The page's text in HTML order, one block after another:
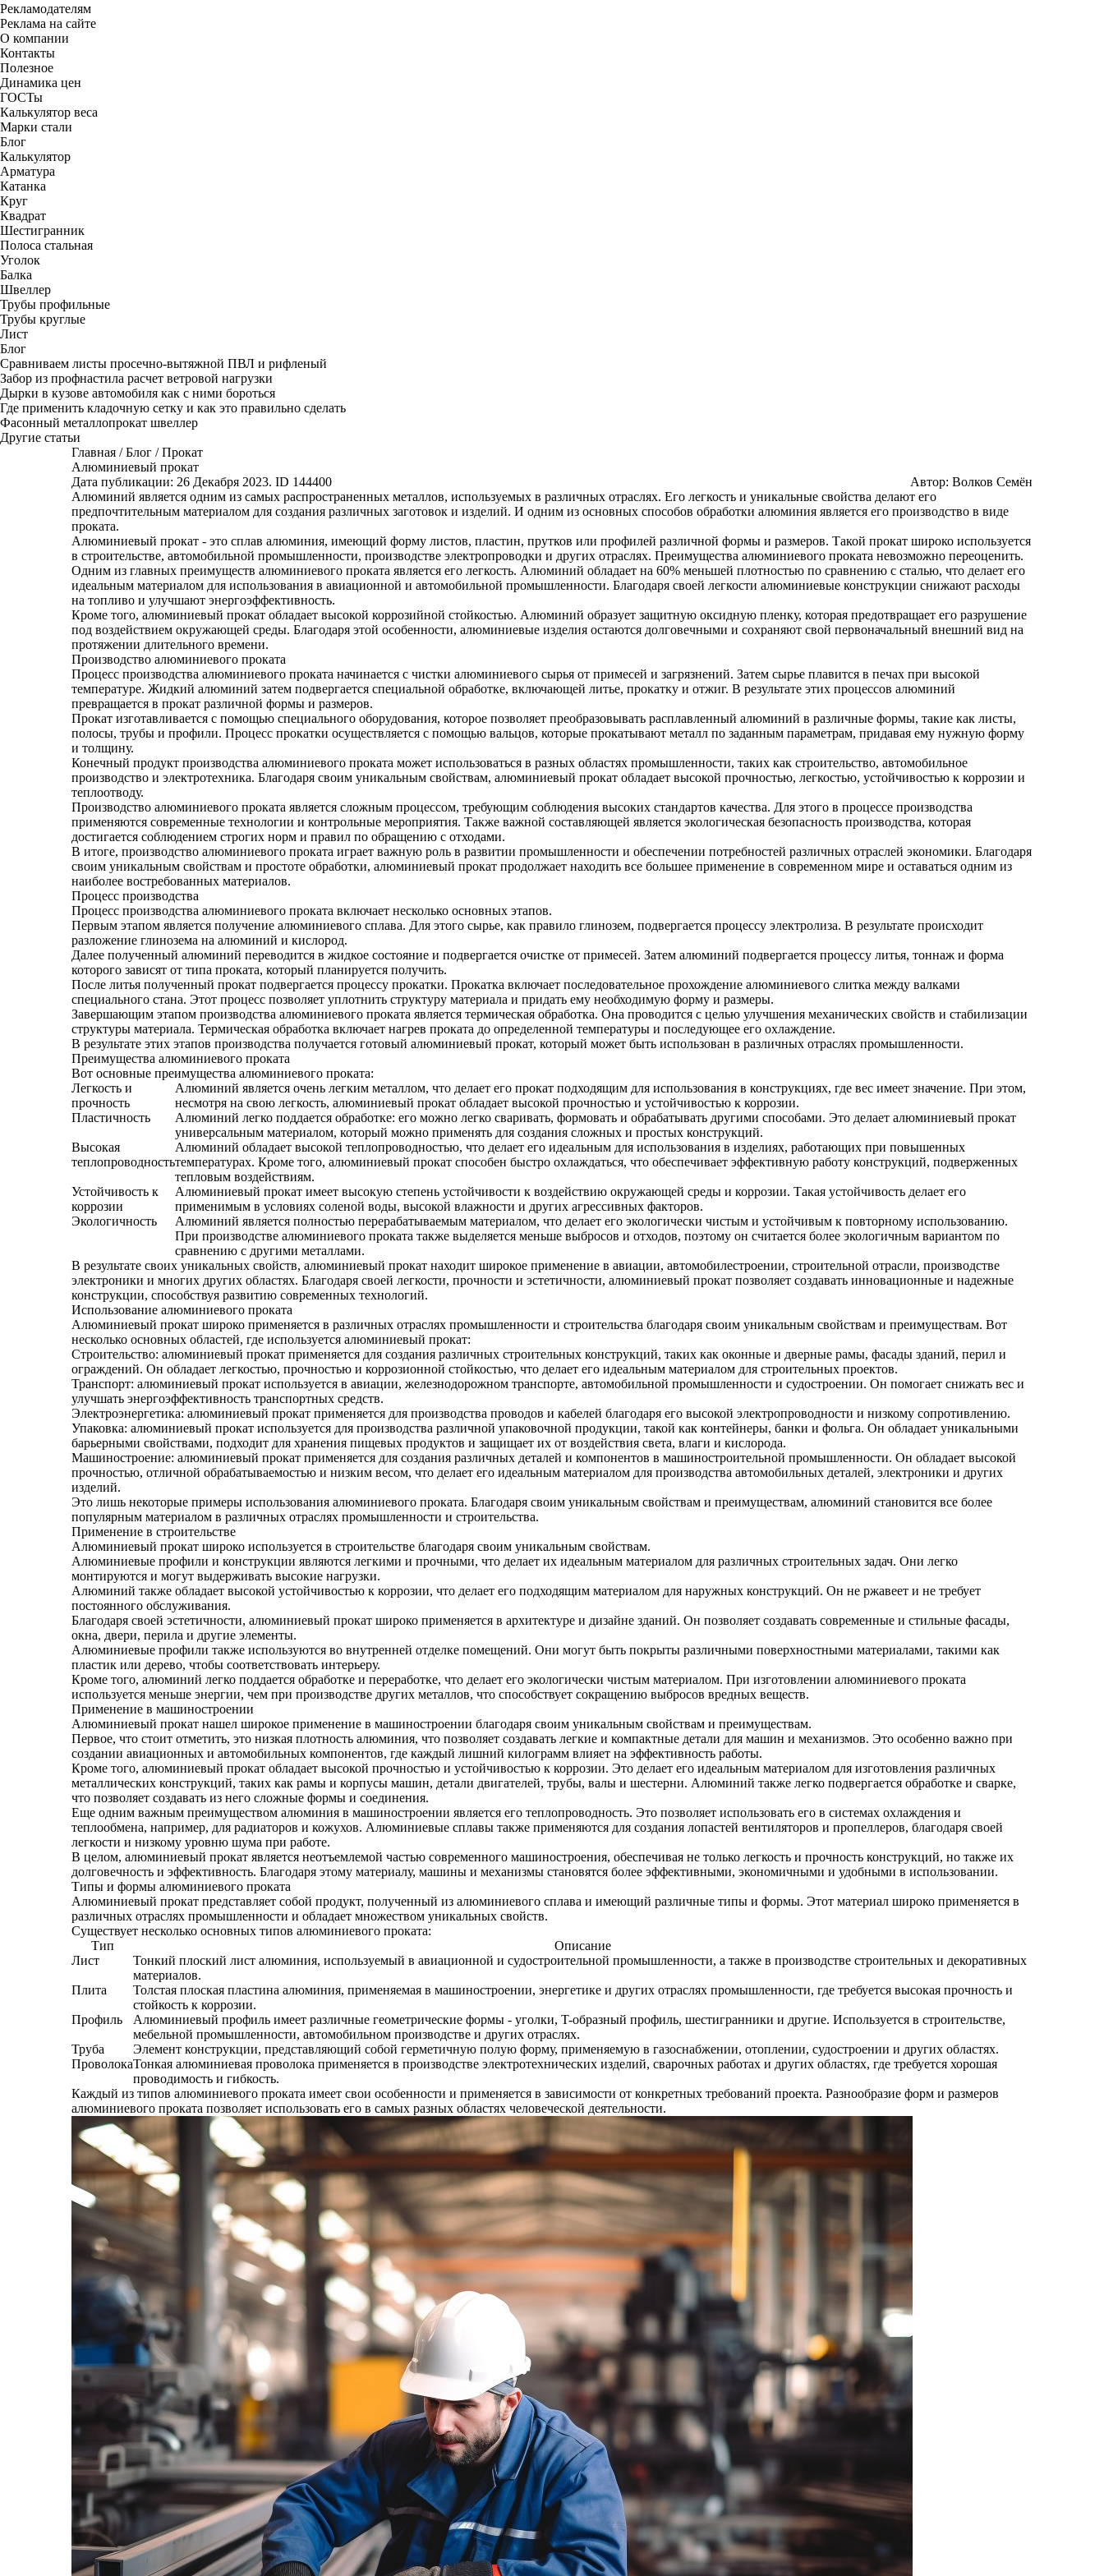
Рекламодателям
Реклама на сайте
О компании
Контакты
Полезное
Динамика цен
ГОСТы
Калькулятор веса
Марки стали
Блог
Калькулятор
Арматура
Катанка
Круг
Квадрат
Шестигранник
Полоса стальная
Уголок
Балка
Швеллер
Трубы профильные
Трубы круглые
Лист
Блог
Сравниваем листы просечно-вытяжной ПВЛ и рифленый
Забор из профнастила расчет ветровой нагрузки
Дырки в кузове автомобиля как с ними бороться
Где применить кладочную сетку и как это правильно сделать
Фасонный металлопрокат швеллер
Другие статьи
Главная /Блог /Прокат
Алюминиевый прокат
Автор: Волков Семён
Дата публикации: 26 Декабря 2023. ID 144400
Алюминий является одним из самых распространенных металлов, используемых в различных отраслях. Его легкость и уникальные свойства делают его
предпочтительным материалом для создания различных заготовок и изделий. И одним из основных способов обработки алюминия является его производство в виде
проката.
Алюминиевый прокат - это сплав алюминия, имеющий форму листов, пластин, прутков или профилей различной формы и размеров. Такой прокат широко используется
в строительстве, автомобильной промышленности, производстве электропроводки и других отраслях. Преимущества алюминиевого проката невозможно переоценить.
Одним из главных преимуществ алюминиевого проката является его легкость. Алюминий обладает на 60% меньшей плотностью по сравнению с сталью, что делает его
идеальным материалом для использования в авиационной и автомобильной промышленности. Благодаря своей легкости алюминиевые конструкции снижают расходы
на топливо и улучшают энергоэффективность.
Кроме того, алюминиевый прокат обладает высокой коррозийной стойкостью. Алюминий образует защитную оксидную пленку, которая предотвращает его разрушение
под воздействием окружающей среды. Благодаря этой особенности, алюминиевые изделия остаются долговечными и сохраняют свой первоначальный внешний вид на
протяжении длительного времени.
Производство алюминиевого проката
Процесс производства алюминиевого проката начинается с чистки алюминиевого сырья от примесей и загрязнений. Затем сырье плавится в печах при высокой
температуре. Жидкий алюминий затем подвергается специальной обработке, включающей литье, прокатку и отжиг. В результате этих процессов алюминий
превращается в прокат различной формы и размеров.
Прокат изготавливается с помощью специального оборудования, которое позволяет преобразовывать расплавленный алюминий в различные формы, такие как листы,
полосы, трубы и профили. Процесс прокатки осуществляется с помощью вальцов, которые прокатывают металл по заданным параметрам, придавая ему нужную форму
и толщину.
Конечный продукт производства алюминиевого проката может использоваться в разных областях промышленности, таких как строительство, автомобильное
производство и электротехника. Благодаря своим уникальным свойствам, алюминиевый прокат обладает высокой прочностью, легкостью, устойчивостью к коррозии и
теплоотводу.
Производство алюминиевого проката является сложным процессом, требующим соблюдения высоких стандартов качества. Для этого в процессе производства
применяются современные технологии и контрольные мероприятия. Также важной составляющей является экологическая безопасность производства, которая
достигается соблюдением строгих норм и правил по обращению с отходами.
В итоге, производство алюминиевого проката играет важную роль в развитии промышленности и обеспечении потребностей различных отраслей экономики. Благодаря
своим уникальным свойствам и простоте обработки, алюминиевый прокат продолжает находить все большее применение в современном мире и оставаться одним из
наиболее востребованных материалов.
Процесс производства
Процесс производства алюминиевого проката включает несколько основных этапов.
Первым этапом является получение алюминиевого сплава. Для этого сырье, как правило глинозем, подвергается процессу электролиза. В результате происходит
разложение глинозема на алюминий и кислород.
Далее полученный алюминий переводится в жидкое состояние и подвергается очистке от примесей. Затем алюминий подвергается процессу литья, тоннаж и форма
которого зависят от типа проката, который планируется получить.
После литья полученный прокат подвергается процессу прокатки. Прокатка включает последовательное прохождение алюминиевого слитка между валками
специального стана. Этот процесс позволяет уплотнить структуру материала и придать ему необходимую форму и размеры.
Завершающим этапом производства алюминиевого проката является термическая обработка. Она проводится с целью улучшения механических свойств и стабилизации
структуры материала. Термическая обработка включает нагрев проката до определенной температуры и последующее его охлаждение.
В результате этих этапов производства получается готовый алюминиевый прокат, который может быть использован в различных отраслях промышленности.
Преимущества алюминиевого проката
Вот основные преимущества алюминиевого проката:
Легкость и
прочность
Алюминий является очень легким металлом, что делает его прокат подходящим для использования в конструкциях, где вес имеет значение. При этом,
несмотря на свою легкость, алюминиевый прокат обладает высокой прочностью и устойчивостью к коррозии.
Пластичность
Алюминий легко поддается обработке: его можно легко сваривать, формовать и обрабатывать другими способами. Это делает алюминиевый прокат
универсальным материалом, который можно применять для создания сложных и простых конструкций.
Высокая
теплопроводность
Алюминий обладает высокой теплопроводностью, что делает его идеальным для использования в изделиях, работающих при повышенных
температурах. Кроме того, алюминиевый прокат способен быстро охлаждаться, что обеспечивает эффективную работу конструкций, подверженных
тепловым воздействиям.
Устойчивость к
коррозии
Алюминиевый прокат имеет высокую степень устойчивости к воздействию окружающей среды и коррозии. Такая устойчивость делает его
применимым в условиях соленой воды, высокой влажности и других агрессивных факторов.
Экологичность
Алюминий является полностью перерабатываемым материалом, что делает его экологически чистым и устойчивым к повторному использованию.
При производстве алюминиевого проката также выделяется меньше выбросов и отходов, поэтому он считается более экологичным вариантом по
сравнению с другими металлами.
В результате своих уникальных свойств, алюминиевый прокат находит широкое применение в авиации, автомобилестроении, строительной отрасли, производстве
электроники и многих других областях. Благодаря своей легкости, прочности и эстетичности, алюминиевый прокат позволяет создавать инновационные и надежные
конструкции, способствуя развитию современных технологий.
Использование алюминиевого проката
Алюминиевый прокат широко применяется в различных отраслях промышленности и строительства благодаря своим уникальным свойствам и преимуществам. Вот
несколько основных областей, где используется алюминиевый прокат:
Строительство: алюминиевый прокат применяется для создания различных строительных конструкций, таких как оконные и дверные рамы, фасады зданий, перил и
ограждений. Он обладает легкостью, прочностью и коррозионной стойкостью, что делает его идеальным материалом для строительных проектов.
Транспорт: алюминиевый прокат используется в авиации, железнодорожном транспорте, автомобильной промышленности и судостроении. Он помогает снижать вес и
улучшать энергоэффективность транспортных средств.
Электроэнергетика: алюминиевый прокат применяется для производства проводов и кабелей благодаря его высокой электропроводности и низкому сопротивлению.
Упаковка: алюминиевый прокат используется для производства различной упаковочной продукции, такой как контейнеры, банки и фольга. Он обладает уникальными
барьерными свойствами, подходит для хранения пищевых продуктов и защищает их от воздействия света, влаги и кислорода.
Машиностроение: алюминиевый прокат применяется для создания различных деталей и компонентов в машиностроительной промышленности. Он обладает высокой
прочностью, отличной обрабатываемостью и низким весом, что делает его идеальным материалом для производства автомобильных деталей, электроники и других
изделий.
Это лишь некоторые примеры использования алюминиевого проката. Благодаря своим уникальным свойствам и преимуществам, алюминий становится все более
популярным материалом в различных отраслях промышленности и строительства.
Применение в строительстве
Алюминиевый прокат широко используется в строительстве благодаря своим уникальным свойствам.
Алюминиевые профили и конструкции являются легкими и прочными, что делает их идеальным материалом для различных строительных задач. Они легко
монтируются и могут выдерживать высокие нагрузки.
Алюминий также обладает высокой устойчивостью к коррозии, что делает его подходящим материалом для наружных конструкций. Он не ржавеет и не требует
постоянного обслуживания.
Благодаря своей эстетичности, алюминиевый прокат широко применяется в архитектуре и дизайне зданий. Он позволяет создавать современные и стильные фасады,
окна, двери, перила и другие элементы.
Алюминиевые профили также используются во внутренней отделке помещений. Они могут быть покрыты различными поверхностными материалами, такими как
пластик или дерево, чтобы соответствовать интерьеру.
Кроме того, алюминий легко поддается обработке и переработке, что делает его экологически чистым материалом. При изготовлении алюминиевого проката
используется меньше энергии, чем при производстве других металлов, что способствует сокращению выбросов вредных веществ.
Применение в машиностроении
Алюминиевый прокат нашел широкое применение в машиностроении благодаря своим уникальным свойствам и преимуществам.
Первое, что стоит отметить, это низкая плотность алюминия, что позволяет создавать легкие и компактные детали для машин и механизмов. Это особенно важно при
создании авиационных и автомобильных компонентов, где каждый лишний килограмм влияет на эффективность работы.
Кроме того, алюминиевый прокат обладает высокой прочностью и устойчивостью к коррозии. Это делает его идеальным материалом для изготовления различных
металлических конструкций, таких как рамы и корпусы машин, детали двигателей, трубы, валы и шестерни. Алюминий также легко подвергается обработке и сварке,
что позволяет создавать из него сложные формы и соединения.
Еще одним важным преимуществом алюминия в машиностроении является его теплопроводность. Это позволяет использовать его в системах охлаждения и
теплообмена, например, для радиаторов и кожухов. Алюминиевые сплавы также применяются для создания лопастей вентиляторов и пропеллеров, благодаря своей
легкости и низкому уровню шума при работе.
В целом, алюминиевый прокат является неотъемлемой частью современного машиностроения, обеспечивая не только легкость и прочность конструкций, но также их
долговечность и эффективность. Благодаря этому материалу, машины и механизмы становятся более эффективными, экономичными и удобными в использовании.
Типы и формы алюминиевого проката
Алюминиевый прокат представляет собой продукт, полученный из алюминиевого сплава и имеющий различные типы и формы. Этот материал широко применяется в
различных отраслях промышленности и обладает множеством уникальных свойств.
Существует несколько основных типов алюминиевого проката:
Тип
Описание
Лист
Тонкий плоский лист алюминия, используемый в авиационной и судостроительной промышленности, а также в производстве строительных и декоративных
материалов.
Плита
Толстая плоская пластина алюминия, применяемая в машиностроении, энергетике и других отраслях промышленности, где требуется высокая прочность и
стойкость к коррозии.
Профиль
Алюминиевый профиль имеет различные геометрические формы - уголки, T-образный профиль, шестигранники и другие. Используется в строительстве,
мебельной промышленности, автомобильном производстве и других отраслях.
Труба
Элемент конструкции, представляющий собой герметичную полую форму, применяемую в газоснабжении, отоплении, судостроении и других областях.
ПроволокаТонкая алюминиевая проволока применяется в производстве электротехнических изделий, сварочных работах и других областях, где требуется хорошая
проводимость и гибкость.
Каждый из типов алюминиевого проката имеет свои особенности и применяется в зависимости от конкретных требований проекта. Разнообразие форм и размеров
алюминиевого проката позволяет использовать его в самых разных областях человеческой деятельности.